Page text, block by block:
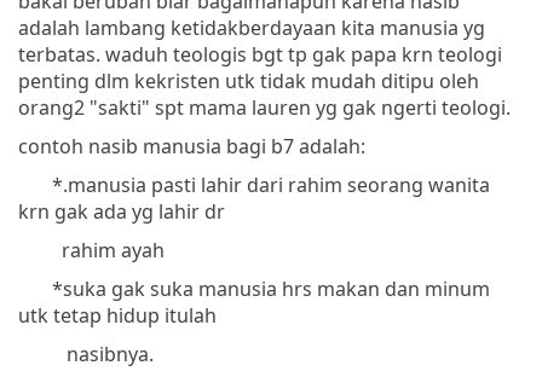
adalah lambang ketidakberdayaan kita manusia yg
terbatas. waduh teologis bgt tp gak papa krn teologi
penting dlm kekristen utk tidak mudah ditipu oleh
orang2 "sakti" spt mama lauren yg gak ngerti teologi.
contoh nasib manusia bagi b7 adalah:
*.manusia pasti lahir dari rahim seorang wanita
krn gak ada yg lahir dr
rahim ayah
*suka gak suka manusia hrs makan dan minum
utk tetap hidup itulah
nasibnya.